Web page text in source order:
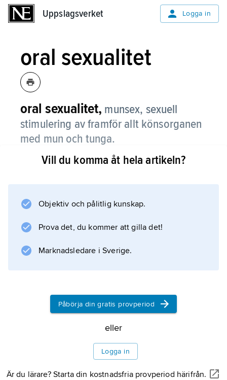
Uppslagsverket Logga in
oral sexualitet
oral sexualitet, munsex, sexuell
stimulering av framför allt könsorganen
med mun och tunga.
Jämför
fellatio
Vill du komma åt hela artikeln?
Objektiv och pålitlig kunskap.
Prova det, du kommer att gilla det!
Marknadsledare i Sverige.
Påbörja din gratis provperiod
eller
Logga in
Är du lärare? Starta din kostnadsfria provperiod härifrån.